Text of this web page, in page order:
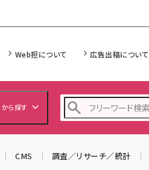
Web担について 広告出稿について
から探す
CMS 調査／リサーチ／統計